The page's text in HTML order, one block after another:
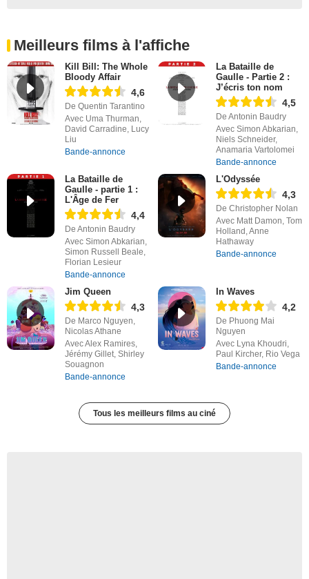
Meilleurs films à l'affiche
Kill Bill: The Whole
Bloody Affair
4,6
De Quentin Tarantino
Avec Uma Thurman,
David Carradine, Lucy
Liu
Bande-annonce
La Bataille de
Gaulle - Partie 2 :
J’écris ton nom
4,5
De Antonin Baudry
Avec Simon Abkarian,
Niels Schneider,
Anamaria Vartolomei
Bande-annonce
La Bataille de
Gaulle - partie 1 :
L'Âge de Fer
4,4
De Antonin Baudry
Avec Simon Abkarian,
Simon Russell Beale,
Florian Lesieur
Bande-annonce
L'Odyssée
4,3
De Christopher Nolan
Avec Matt Damon, Tom
Holland, Anne
Hathaway
Bande-annonce
Jim Queen
4,3
De Marco Nguyen,
Nicolas Athane
Avec Alex Ramires,
Jérémy Gillet, Shirley
Souagnon
Bande-annonce
In Waves
4,2
De Phuong Mai
Nguyen
Avec Lyna Khoudri,
Paul Kircher, Rio Vega
Bande-annonce
Tous les meilleurs films au ciné